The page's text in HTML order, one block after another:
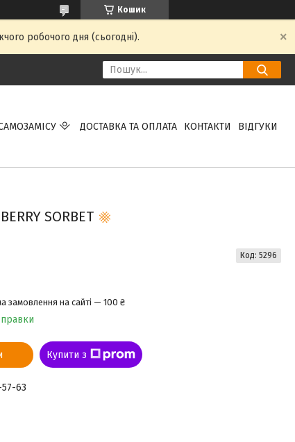
Кошик
робочого дня (сьогодні).
ДОСТАВКА ТА ОПЛАТА КОНТАКТИ ВІДГУКИ
SORBET
замовлення на сайті — 100 ₴
Код: 5296
Купити з
63